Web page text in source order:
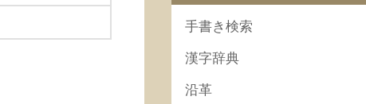
手書き検索
漢字辞典
沿革